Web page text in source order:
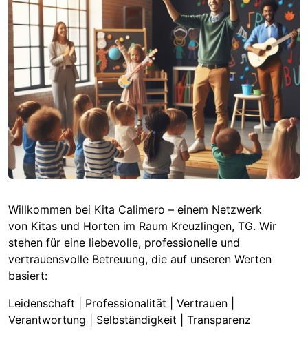
Willkommen bei Kita Calimero – einem Netzwerk
von Kitas und Horten im Raum Kreuzlingen, TG. Wir
stehen für eine liebevolle, professionelle und
vertrauensvolle Betreuung, die auf unseren Werten
basiert:
Leidenschaft | Professionalität | Vertrauen |
Verantwortung | Selbständigkeit | Transparenz